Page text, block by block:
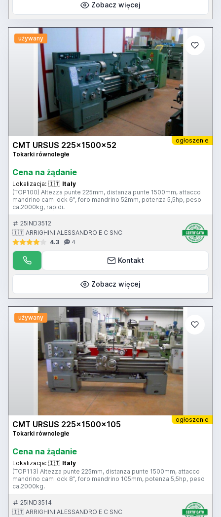
Zobacz więcej
używany
ogłoszenie
CMT URSUS 225x1500x52
Tokarki równoległe
Cena na żądanie
Lokalizacja: 🇮🇹 Italy
(TOP100) Altezza punte 225mm, distanza punte 1500mm, attacco
mandrino cam lock 6", foro mandrino 52mm, potenza 5,5hp, peso
ca.2000kg, rapidi.
25IND3512
🇮🇹 ARRIGHINI ALESSANDRO E C SNC
4.3
4
Kontakt
Zobacz więcej
używany
ogłoszenie
CMT URSUS 225x1500x105
Tokarki równoległe
Cena na żądanie
Lokalizacja: 🇮🇹 Italy
(TOP113) Altezza punte 225mm, distanza punte 1500mm, attacco
mandrino cam lock 8", foro mandrino 105mm, potenza 5,5hp, peso
ca.2000kg.
25IND3514
🇮🇹 ARRIGHINI ALESSANDRO E C SNC